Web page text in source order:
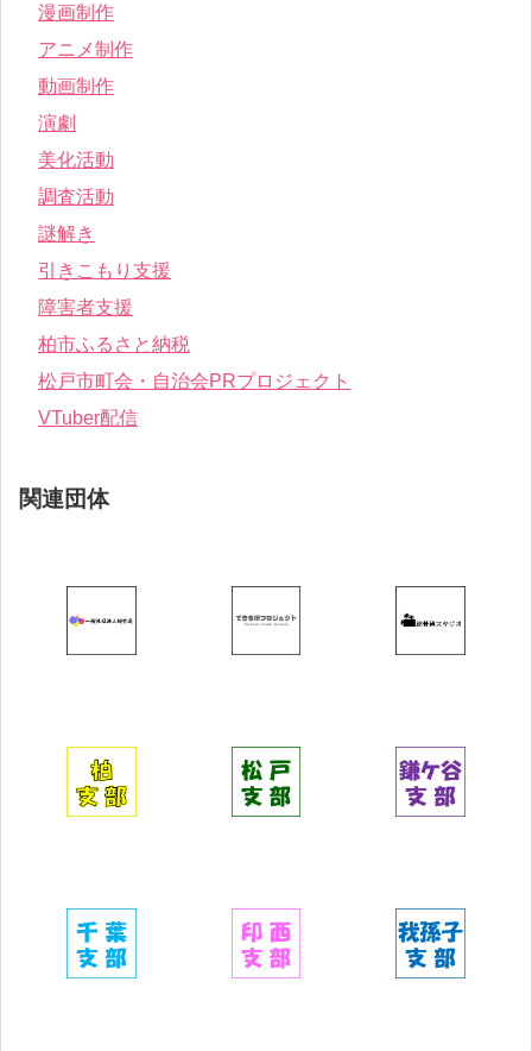
漫画制作
アニメ制作
動画制作
演劇
美化活動
調査活動
謎解き
引きこもり支援
障害者支援
柏市ふるさと納税
松戸市町会・自治会PRプロジェクト
VTuber配信
関連団体